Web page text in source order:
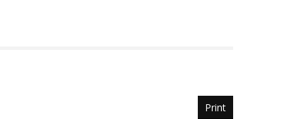
Print